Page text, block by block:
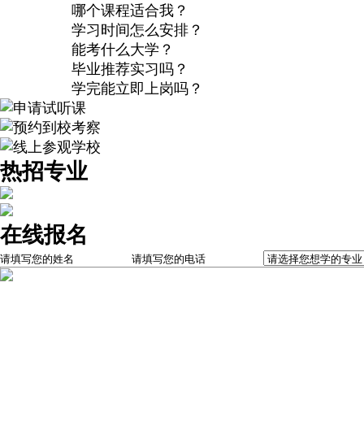
哪个课程适合我？
学习时间怎么安排？
能考什么大学？
毕业推荐实习吗？
学完能立即上岗吗？
申请试听课
预约到校考察
线上参观学校
热招专业
在线报名